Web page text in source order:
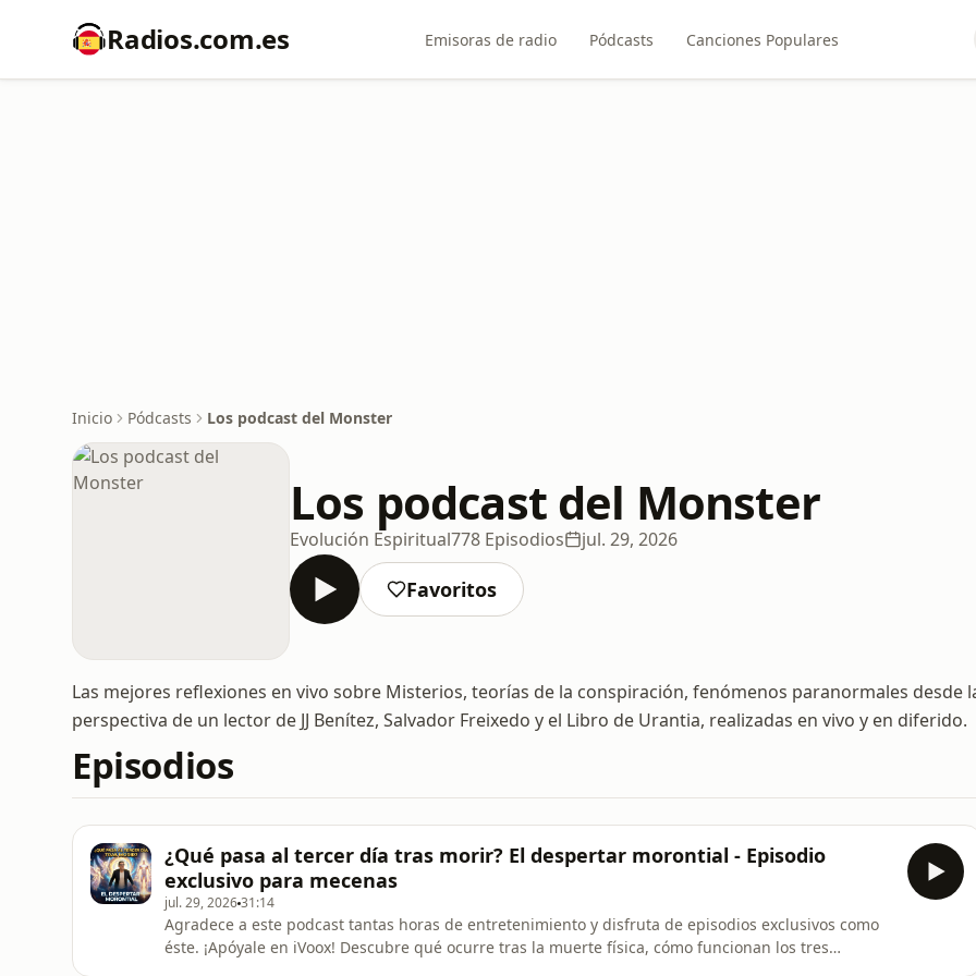
Radios.com.es Emisoras de radio Pódcasts Canciones Populares
Inicio Pódcasts Los podcast del Monster
Los podcast del Monster
Evolución Espiritual778 Episodios jul. 29, 2026
Favoritos
Las mejores reflexiones en vivo sobre Misterios, teorías de la conspiración, fenómenos paranormales desde
perspectiva de un lector de JJ Benítez, Salvador Freixedo y el Libro de Urantia, realizadas en vivo y en diferido.
Episodios
¿Qué pasa al tercer día tras morir? El despertar morontial - Episodio
exclusivo para mecenas
jul. 29, 202631:14
Agradece a este podcast tantas horas de entretenimiento y disfruta de episodios exclusivos como
éste. ¡Apóyale en iVoox! ​Descubre qué ocurre tras la muerte física, cómo funcionan los tres